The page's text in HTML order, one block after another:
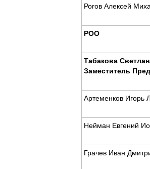
Рогов Алексей
РОО
Табакова
Заместитель
Артеменков Игорь
Нейман Евгений
Грачев Иван